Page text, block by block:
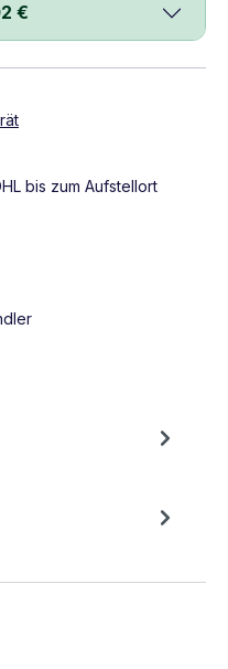
€
bis zum Aufstellort